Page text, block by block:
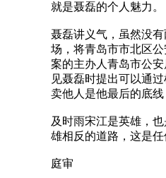
就是聂磊的个人魅力。
聂磊讲义气，虽然没
场，将青岛市市北区
案的主办人青岛市公
见聂磊时提出可以通
卖他人是他最后的底线
及时雨宋江是英雄，
雄相反的道路，这是
庭审